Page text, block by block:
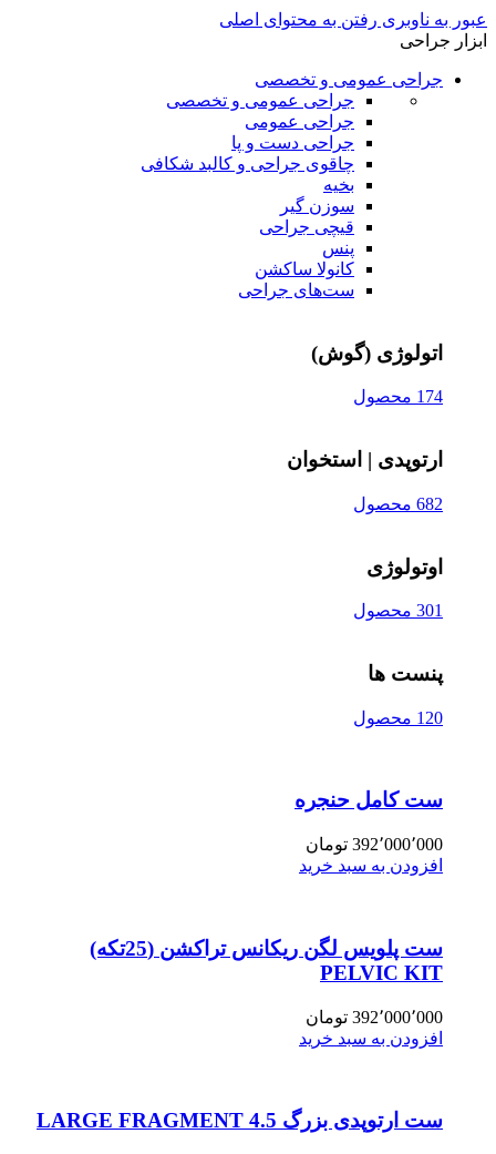
عبور به ناوبری رفتن به محتوای اصلی
ابزار جراحی
جراحی عمومی و تخصصی
جراحی عمومی و تخصصی
جراحی عمومی
جراحی دست و پا
چاقوی جراحی و کالبد شکافی
بخیه
سوزن‌ گیر
قیچی‌ جراحی
پنس
کانولا ساکشن
ست‌های جراحی
اتولوژی (گوش)
174 محصول
ارتوپدی | استخوان
682 محصول
اوتولوژی
301 محصول
پنست ها
120 محصول
ست کامل حنجره
392٬000٬000 تومان
افزودن به سبد خرید
ست پلویس لگن ریکانس تراکشن (25تکه)
PELVIC KIT
392٬000٬000 تومان
افزودن به سبد خرید
ست ارتوپدی بزرگ 4.5 LARGE FRAGMENT